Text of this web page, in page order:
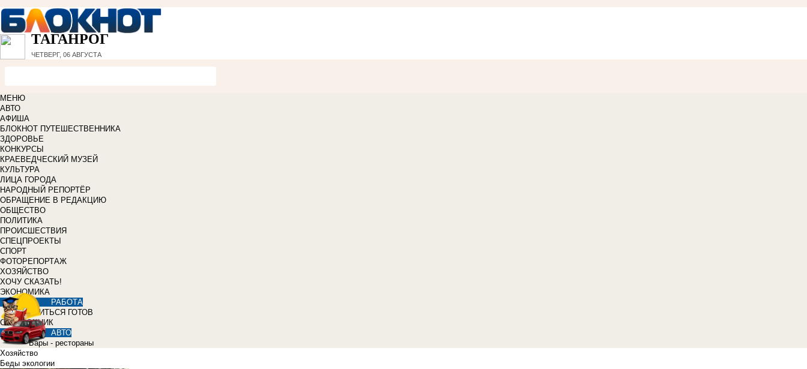
ТАГАНРОГ
ЧЕТВЕРГ, 06 АВГУСТА
МЕНЮ
АВТО
АФИША
БЛОКНОТ ПУТЕШЕСТВЕННИКА
ЗДОРОВЬЕ
КОНКУРСЫ
КРАЕВЕДЧЕСКИЙ МУЗЕЙ
КУЛЬТУРА
ЛИЦА ГОРОДА
НАРОДНЫЙ РЕПОРТЁР
ОБРАЩЕНИЕ В РЕДАКЦИЮ
ОБЩЕСТВО
ПОЛИТИКА
ПРОИСШЕСТВИЯ
СПЕЦПРОЕКТЫ
СПОРТ
ФОТОРЕПОРТАЖ
ХОЗЯЙСТВО
ХОЧУ СКАЗАТЬ!
ЭКОНОМИКА
РАБОТА
УЧИТЬСЯ ГОТОВ
СПРАВОЧНИК
АВТО
Бары - рестораны
Хозяйство
Беды экологии